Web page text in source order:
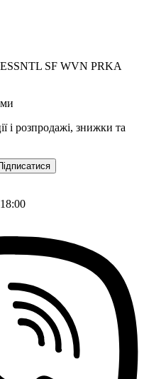
SF WVN PRKA
і розпродажі, знижки та